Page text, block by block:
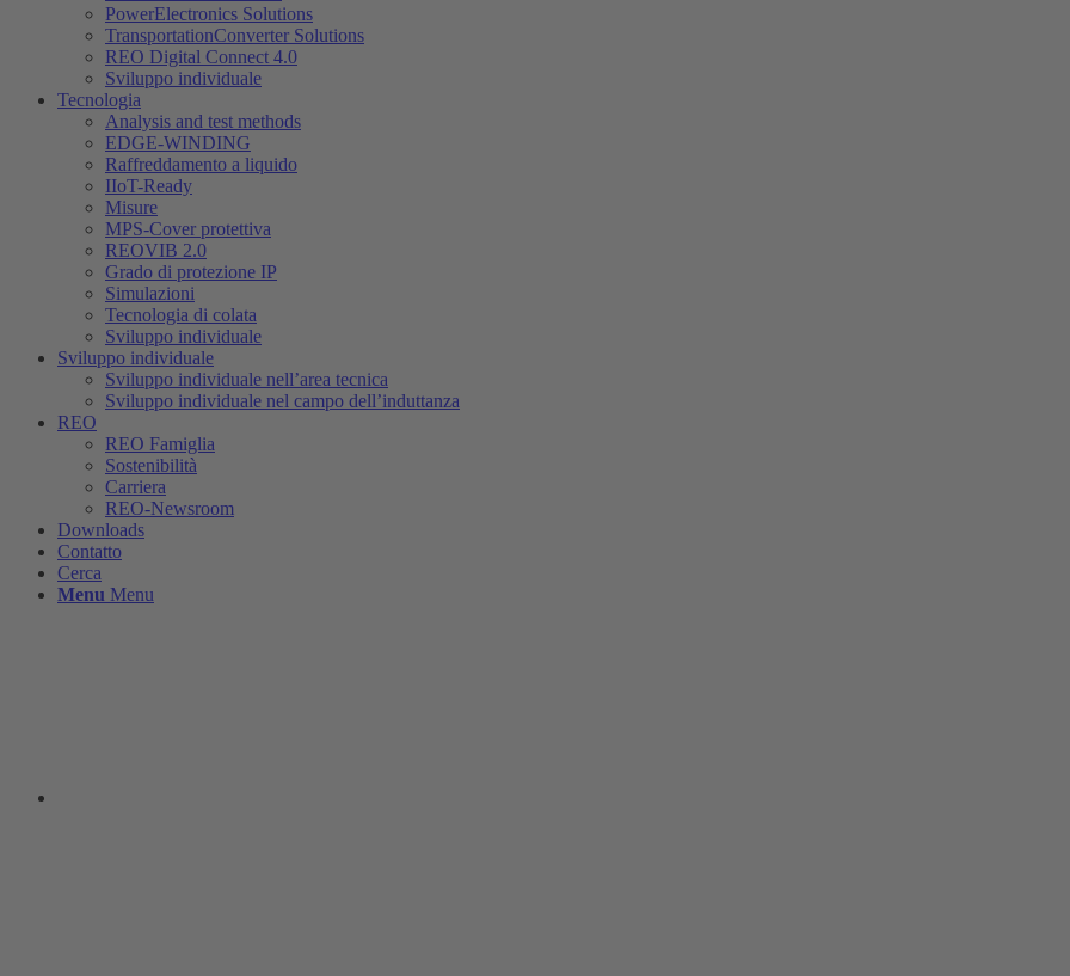
PowerElectronics Solutions
TransportationConverter Solutions
REO Digital Connect 4.0
Sviluppo individuale
Tecnologia
Analysis and test methods
EDGE-WINDING
Raffreddamento a liquido
IIoT-Ready
Misure
MPS-Cover protettiva
REOVIB 2.0
Grado di protezione IP
Simulazioni
Tecnologia di colata
Sviluppo individuale
Sviluppo individuale
Sviluppo individuale nell’area tecnica
Sviluppo individuale nel campo dell’induttanza
REO
REO Famiglia
Sostenibilità
Carriera
REO-Newsroom
Downloads
Contatto
Cerca
Menu Menu